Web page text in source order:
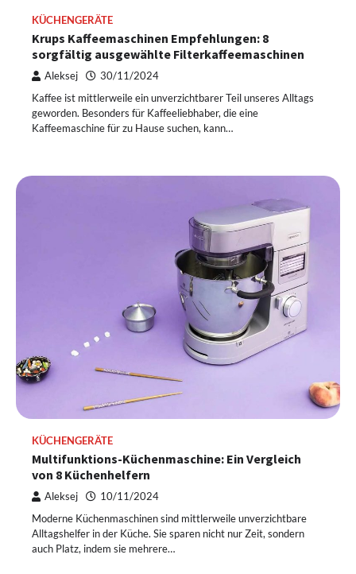
KÜCHENGERÄTE
Krups Kaffeemaschinen Empfehlungen: 8
sorgfältig ausgewählte Filterkaffeemaschinen
Aleksej 30/11/2024
Kaffee ist mittlerweile ein unverzichtbarer Teil unseres Alltags
geworden. Besonders für Kaffeeliebhaber, die eine
Kaffeemaschine für zu Hause suchen, kann…
KÜCHENGERÄTE
Multifunktions-Küchenmaschine: Ein Vergleich
von 8 Küchenhelfern
Aleksej 10/11/2024
Moderne Küchenmaschinen sind mittlerweile unverzichtbare
Alltagshelfer in der Küche. Sie sparen nicht nur Zeit, sondern
auch Platz, indem sie mehrere…